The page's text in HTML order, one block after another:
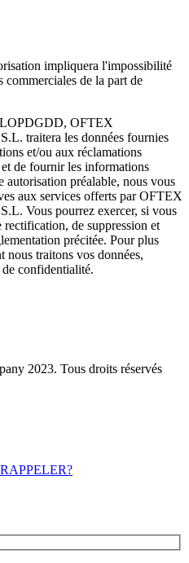
impliquera l'impossibilité
de la part de
LOPDGDD, OFTEX
traitera les données fournies
et/ou aux réclamations
de fournir les informations
autorisation préalable, nous vous
aux services offerts par OFTEX
Vous pourrez exercer, si vous
rectification, de suppression et
précitée. Pour plus
nous traitons vos données,
confidentialité.
2023. Tous droits réservés